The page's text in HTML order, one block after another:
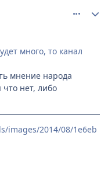
много, то канал
мнение народа
нет, либо
images/2014/08/1e6eb